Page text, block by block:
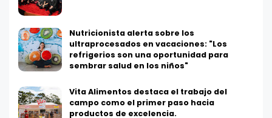
Nutricionista alerta sobre los
ultraprocesados en vacaciones: "Los
refrigerios son una oportunidad para
sembrar salud en los niños"
Vita Alimentos destaca el trabajo del
campo como el primer paso hacia
productos de excelencia.